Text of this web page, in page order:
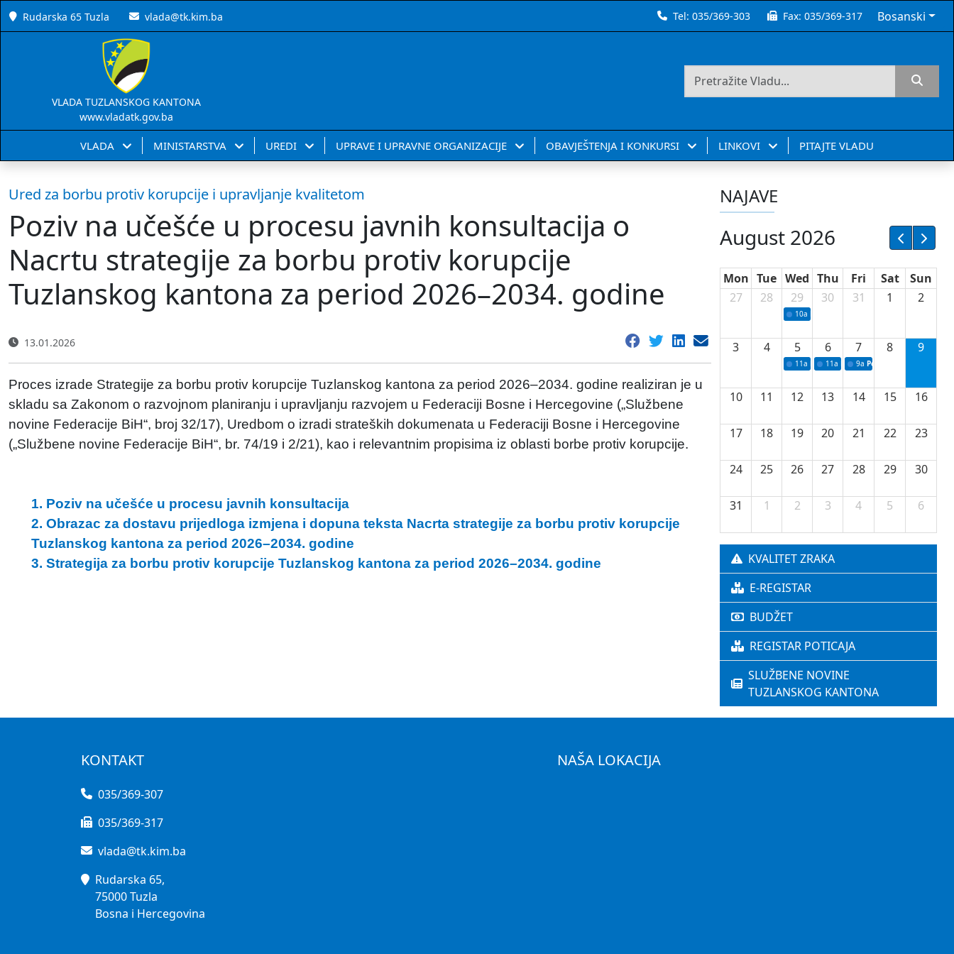
Rudarska 65 Tuzla vlada@tk.kim.ba Tel:035/369-303 Fax:035/369-317 Bosanski
VLADA TUZLANSKOG KANTONA
www.vladatk.gov.ba
VLADA MINISTARSTVA UREDI UPRAVE I UPRAVNE ORGANIZACIJE OBAVJEŠTENJA I KONKURSI LINKOVI PITAJTE VLADU
Ured za borbu protiv korupcije i upravljanje kvalitetom
Poziv na učešće u procesu javnih konsultacija o
Nacrtu strategije za borbu protiv korupcije
Tuzlanskog kantona za period 2026–2034. godine
13.01.2026
Proces izrade Strategije za borbu protiv korupcije Tuzlanskog kantona za period 2026–2034. godine realiziran je u
skladu sa Zakonom o razvojnom planiranju i upravljanju razvojem u Federaciji Bosne i Hercegovine („Službene
novine Federacije BiH“, broj 32/17), Uredbom o izradi strateških dokumenata u Federaciji Bosne i Hercegovine
(„Službene novine Federacije BiH“, br. 74/19 i 2/21), kao i relevantnim propisima iz oblasti borbe protiv korupcije.
1. Poziv na učešće u procesu javnih konsultacija
2. Obrazac za dostavu prijedloga izmjena i dopuna teksta Nacrta strategije za borbu protiv korupcije
Tuzlanskog kantona za period 2026–2034. godine
3. Strategija za borbu protiv korupcije Tuzlanskog kantona za period 2026–2034. godine
NAJAVE
August 2026
Mon Tue Wed Thu Fri Sat
Sun
27
28 29
10a Potpisivanje ugovora sa neprofitnim
30 31 1 2
3 4 5
11a Potpisivanje ugovora o stipendijama
6
11a Podrška razvoju vodne
7
9a Početak izgradnje nove
8 9
10 11 12 13 14 15 16
17 18 19 20 21 22 23
24 25 26 27 28 29 30
31 1 2 3 4 5 6
KVALITET ZRAKA
E-REGISTAR
BUDŽET
REGISTAR POTICAJA
SLUŽBENE NOVINE
TUZLANSKOG KANTONA
KONTAKT
035/369-307
035/369-317
vlada@tk.kim.ba
Rudarska 65,
75000 Tuzla
Bosna i Hercegovina
NAŠA LOKACIJA